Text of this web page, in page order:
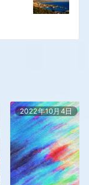
2022年10月4日